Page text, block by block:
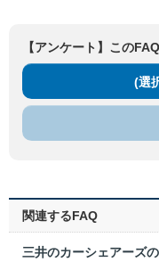
【アンケート】この
(選
関連するFAQ